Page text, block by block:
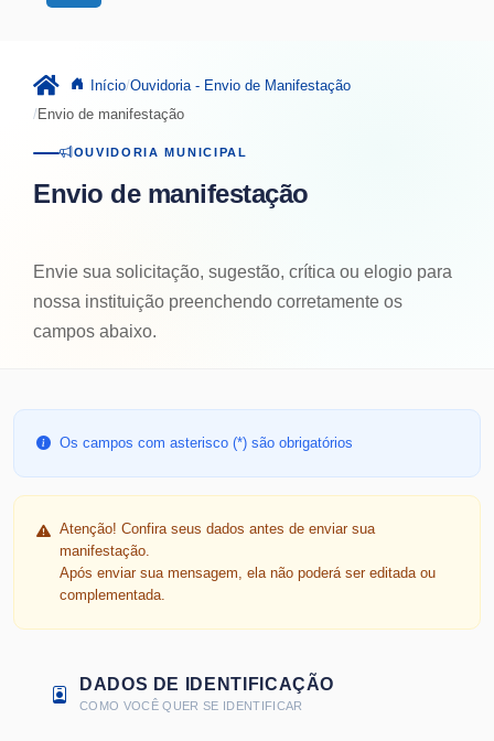
Início Ouvidoria - Envio de Manifestação
Envio de manifestação
OUVIDORIA MUNICIPAL
Envio de manifestação
Envie sua solicitação, sugestão, crítica ou elogio para
nossa instituição preenchendo corretamente os
campos abaixo.
Os campos com asterisco (*) são obrigatórios
Atenção! Confira seus dados antes de enviar sua
manifestação.
Após enviar sua mensagem, ela não poderá ser editada ou
complementada.
DADOS DE IDENTIFICAÇÃO
COMO VOCÊ QUER SE IDENTIFICAR